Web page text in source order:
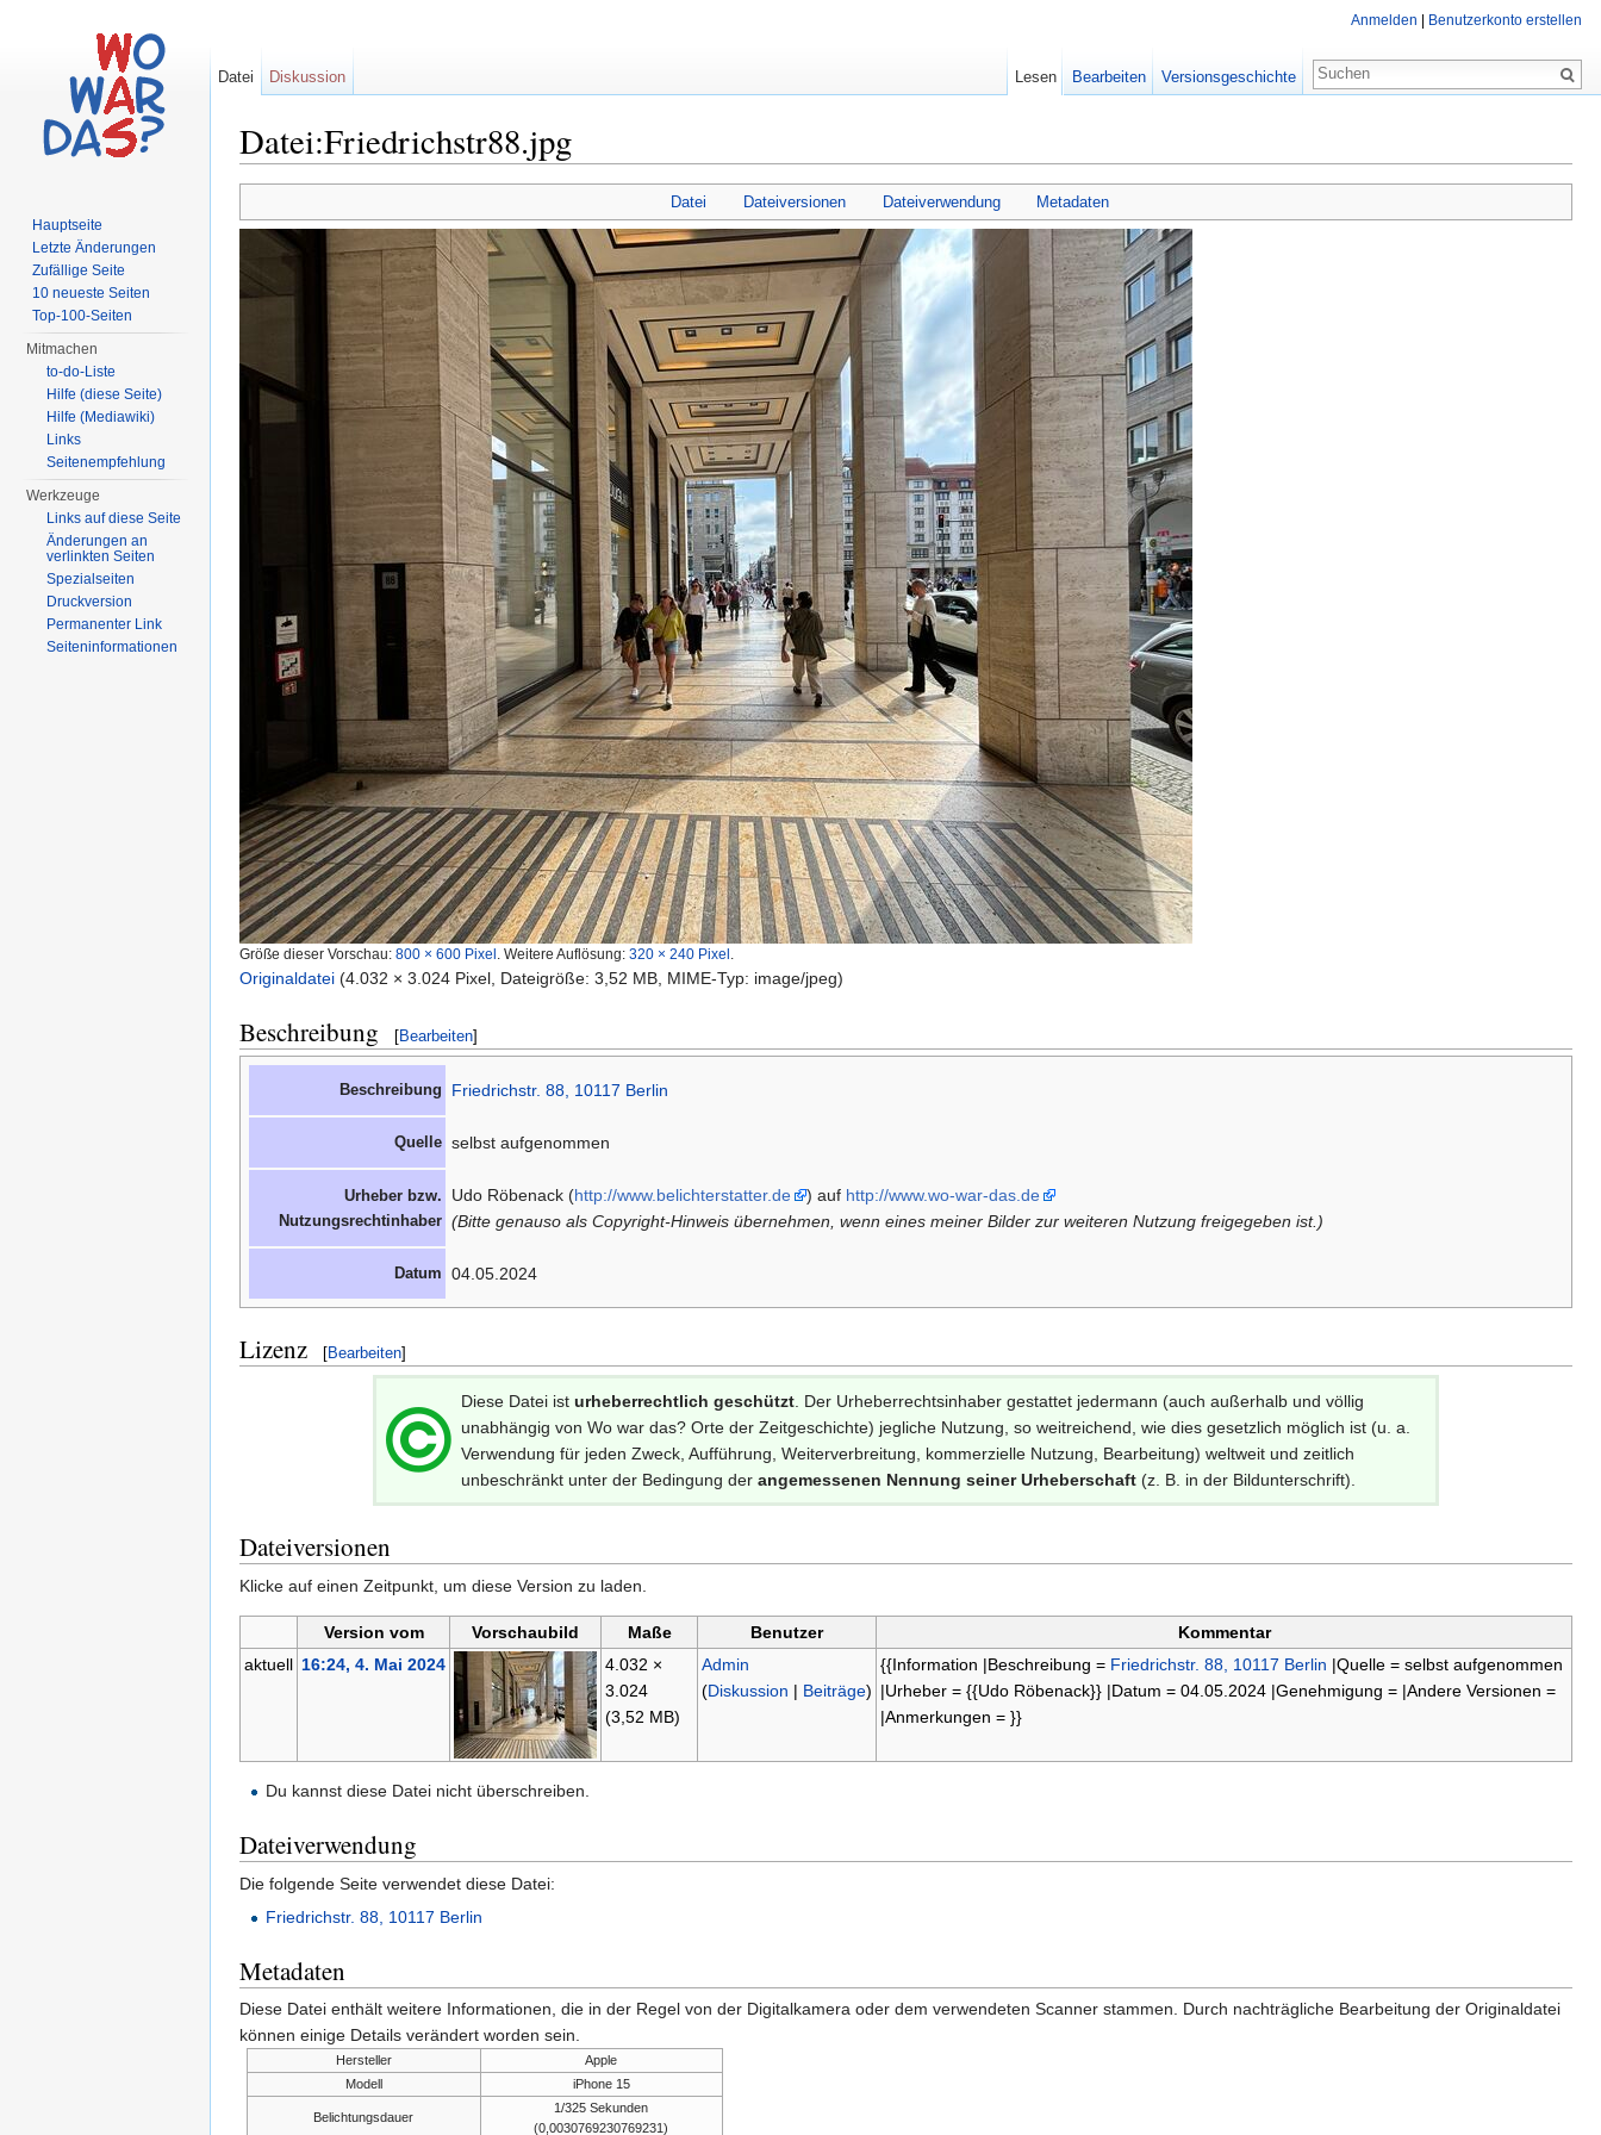
Datei:Friedrichstr88.jpg
Datei Dateiversionen Dateiverwendung Metadaten
Größe dieser Vorschau: 800 × 600 Pixel Weitere Auflösung: 320 × 240 Pixel
Originaldatei (4.032 × 3.024 Pixel, Dateigröße: 3,52 MB, MIME-Typ: image/jpeg)
Beschreibung [Bearbeiten]
Beschreibung Friedrichstr. 88, 10117 Berlin
Quelle selbst aufgenommen
Urheber bzw.
Nutzungsrechtinhaber
Udo Röbenack (http://www.belichterstatter.de ) auf http://www.wo-war-das.de
(Bitte genauso als Copyright-Hinweis übernehmen, wenn eines meiner Bilder zur weiteren Nutzung freigegeben ist.)
Datum 04.05.2024
Lizenz [Bearbeiten]
Diese Datei ist urheberrechtlich geschützt. Der Urheberrechtsinhaber gestattet jedermann (auch außerhalb und völlig
unabhängig von Wo war das? Orte der Zeitgeschichte) jegliche Nutzung, so weitreichend, wie dies gesetzlich möglich ist (u. a.
Verwendung für jeden Zweck, Aufführung, Weiterverbreitung, kommerzielle Nutzung, Bearbeitung) weltweit und zeitlich
unbeschränkt unter der Bedingung der angemessenen Nennung seiner Urheberschaft (z. B. in der Bildunterschrift).
Dateiversionen
Klicke auf einen Zeitpunkt, um diese Version zu laden.
Version vom Vorschaubild Maße Benutzer
Kommentar
aktuell 16:24, 4. Mai 2024
4.032 ×
3.024
(3,52 MB)
Admin
(Diskussion | Beiträge)
{{Information |Beschreibung = Friedrichstr. 88, 10117 Berlin |Quelle = selbst aufgenommen
|Urheber = {{Udo Röbenack}} |Datum = 04.05.2024 |Genehmigung = |Andere Versionen =
|Anmerkungen = }}
Du kannst diese Datei nicht überschreiben.
Dateiverwendung
Die folgende Seite verwendet diese Datei:
Friedrichstr. 88, 10117 Berlin
Metadaten
Diese Datei enthält weitere Informationen, die in der Regel von der Digitalkamera oder dem verwendeten Scanner stammen. Durch nachträgliche Bearbeitung der Originaldatei
können einige Details verändert worden sein.
Hersteller
Apple
Modell
iPhone 15
Belichtungsdauer
1/325 Sekunden
(0,0030769230769231)
Anmelden Benutzerkonto erstellen
Datei Diskussion Lesen Bearbeiten Versionsgeschichte
Hauptseite
Letzte Änderungen
Zufällige Seite
10 neueste Seiten
Top-100-Seiten
Mitmachen
to-do-Liste
Hilfe (diese Seite)
Hilfe (Mediawiki)
Links
Seitenempfehlung
Werkzeuge
Links auf diese Seite
Änderungen an
verlinkten Seiten
Spezialseiten
Druckversion
Permanenter Link
Seiteninformationen